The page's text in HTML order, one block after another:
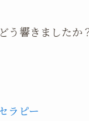
う響きましたか
ラピー